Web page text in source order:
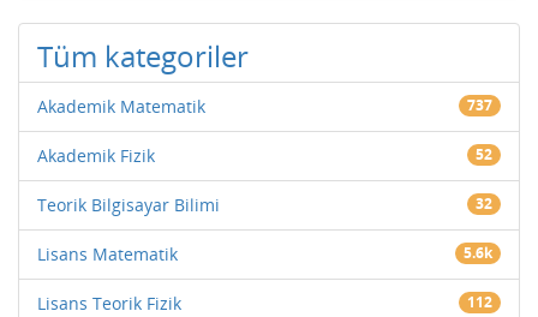
Tüm kategoriler
Akademik Matematik 737
Akademik Fizik 52
Teorik Bilgisayar Bilimi 32
Lisans Matematik 5.6k
Lisans Teorik Fizik 112